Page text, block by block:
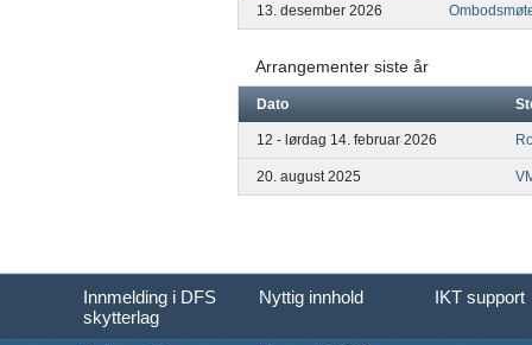
13. desember 2026
Arrangementer siste år
Dato
12 - lørdag 14. februar 2026
20. august 2025
Innmelding i DFS
skytterlag
Nyttig innhold IKT support